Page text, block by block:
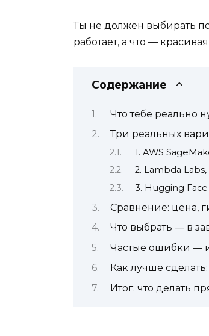
Ты не должен выбирать
работает, а что —
Содержание
Что тебе реально
Три реальных
1. AWS
2. Lambda
3. Hugging
Сравнение: цена,
Что выбрать — в
Частые ошибки —
Как лучше
Итог: что делать